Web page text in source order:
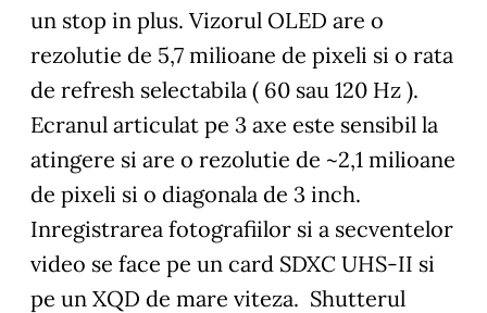
un stop in plus. Vizorul OLED are o
rezolutie de 5,7 milioane de pixeli si o rata
de refresh selectabila ( 60 sau 120 Hz ).
Ecranul articulat pe 3 axe este sensibil la
atingere si are o rezolutie de ~2,1 milioane
de pixeli si o diagonala de 3 inch.
Inregistrarea fotografiilor si a secventelor
video se face pe un card SDXC UHS-II si
pe un XQD de mare viteza. Shutterul